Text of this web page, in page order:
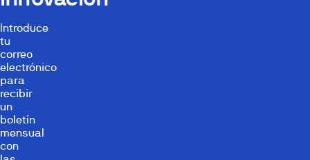
Introduce
tu
correo
electrónico
para
recibir
un
boletín
mensual
con